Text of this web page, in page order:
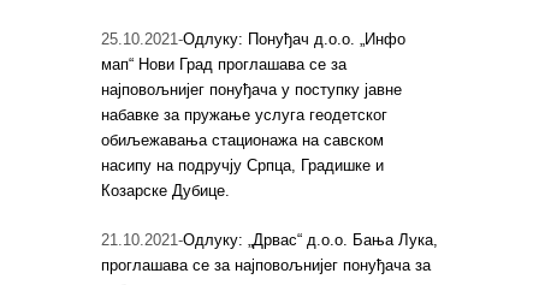
25.10.2021-Одлуку: Понуђач д.о.о. „Инфо
мап“ Нови Град проглашава се за
најповољнијег понуђача у поступку јавне
набавке за пружање услуга геодетског
обиљежавања стационажа на савском
насипу на подручју Српца, Градишке и
Козарске Дубице.
21.10.2021-Одлуку: „Дрвас“ д.о.о. Бања Лука,
проглашава се за најповољнијег понуђача за